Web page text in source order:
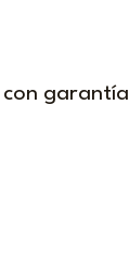
con garantía